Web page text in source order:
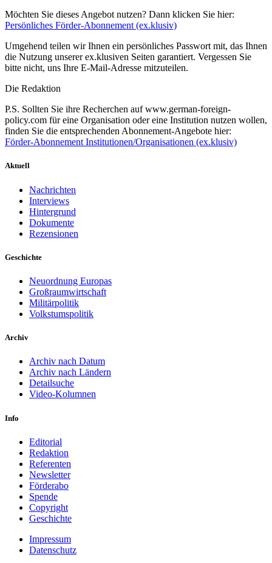
Möchten Sie dieses Angebot nutzen? Dann klicken Sie hier:
Persönliches Förder-Abonnement (ex.klusiv)
Umgehend teilen wir Ihnen ein persönliches Passwort mit, das Ihnen
die Nutzung unserer ex.klusiven Seiten garantiert. Vergessen Sie
bitte nicht, uns Ihre E-Mail-Adresse mitzuteilen.
Die Redaktion
P.S. Sollten Sie ihre Recherchen auf www.german-foreign-
policy.com für eine Organisation oder eine Institution nutzen wollen,
finden Sie die entsprechenden Abonnement-Angebote hier:
Förder-Abonnement Institutionen/Organisationen (ex.klusiv)
Aktuell
Nachrichten
Interviews
Hintergrund
Dokumente
Rezensionen
Geschichte
Neuordnung Europas
Großraumwirtschaft
Militärpolitik
Volkstumspolitik
Archiv
Archiv nach Datum
Archiv nach Ländern
Detailsuche
Video-Kolumnen
Info
Editorial
Redaktion
Referenten
Newsletter
Förderabo
Spende
Copyright
Geschichte
Impressum
Datenschutz